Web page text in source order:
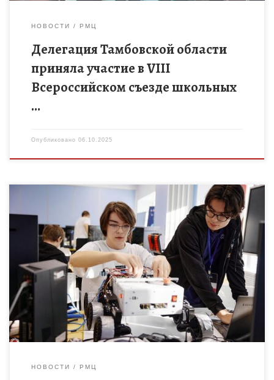
НОВОСТИ РМЦ
Делегация Тамбовской области
приняла участие в VIII
Всероссийском съезде школьных
…
Опубликовано 06.10.2025
В текущем учебном году VII областной конкурс
конструкторской и изобретательской деятельности «Идеи
молодых – дорога в будущее» пройдет в период с 1 сентября
по 19 […]
НОВОСТИ РМЦ